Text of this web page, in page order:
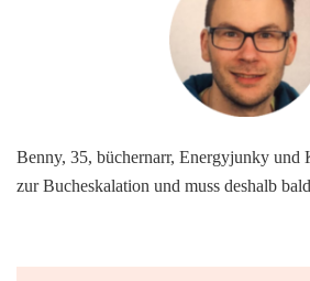
Benny, 35, büchernarr, Energyjunky und
zur Bucheskalation und muss deshalb